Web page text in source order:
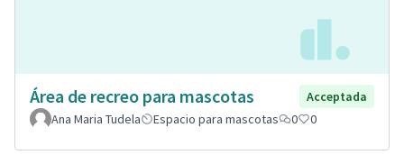
Área de recreo para mascotas
Acceptada
Ana Maria Tudela
Espacio para mascotas 0 0